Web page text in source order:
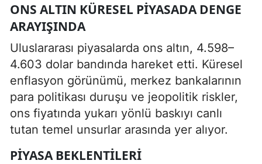
ONS ALTIN KÜRESEL PIYASADA DENGE
ARAYIŞINDA
Uluslararası piyasalarda ons altın, 4.598–
4.603 dolar bandında hareket etti. Küresel
enflasyon görünümü, merkez bankalarının
para politikası duruşu ve jeopolitik riskler,
ons fiyatında yukarı yönlü baskıyı canlı
tutan temel unsurlar arasında yer alıyor.
PIYASA BEKLENTILERI